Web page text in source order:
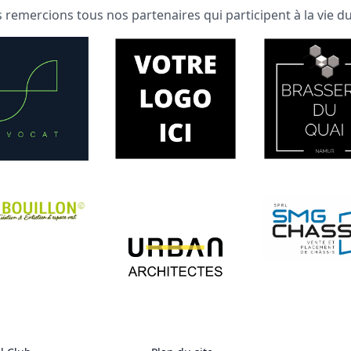
remercions tous nos partenaires qui participent à la vie